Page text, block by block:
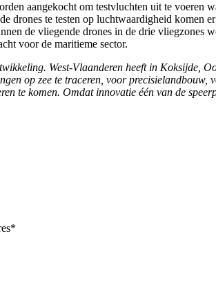
aangekocht om testvluchten uit te voeren
drones te testen op luchtwaardigheid
de vliegende drones in de drie vliegzones
voor de maritieme sector.
West-Vlaanderen heeft in Koksijde,
op zee te traceren, voor
te komen. Omdat innovatie één van de